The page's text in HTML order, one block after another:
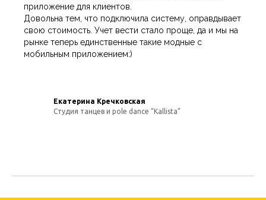
приложение для клиентов.
Довольна тем, что подключила систему, оправдывает
свою стоимость. Учет вести стало проще, да и мы на
рынке теперь единственные такие модные с
мобильным приложением:)
Екатерина Кречковская
Студия танцев и pole dance “Kallista”